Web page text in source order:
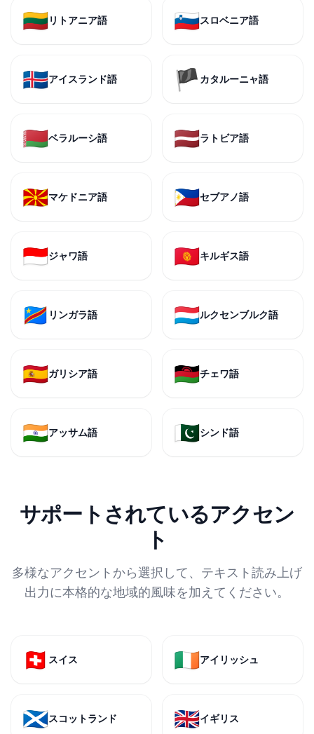
🇱🇹リトアニア語 🇸🇮スロベニア語
🇮🇸アイスランド語 🏴 カタルーニャ語
🇧🇾ベラルーシ語 🇱🇻ラトビア語
🇲🇰マケドニア語 🇵🇭セブアノ語
🇮🇩ジャワ語 🇰🇬キルギス語
🇨🇩 リンガラ語 🇱🇺ルクセンブルク語
🇪🇸ガリシア語 🇲🇼チェワ語
🇮🇳アッサム語 🇵🇰シンド語
サポートされているアクセン
ト
多様なアクセントから選択して、テキスト読み上げ
出力に本格的な地域的風味を加えてください。
🇨🇭 スイス 🇮🇪アイリッシュ
🏴󠁧󠁢󠁳󠁣󠁴󠁿スコットランド 🇬🇧イギリス